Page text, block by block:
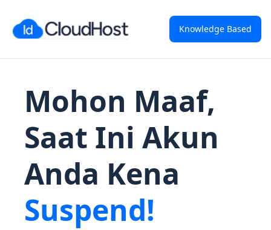
Knowledge Based
Mohon Maaf,
Saat Ini Akun
Anda Kena
Suspend!